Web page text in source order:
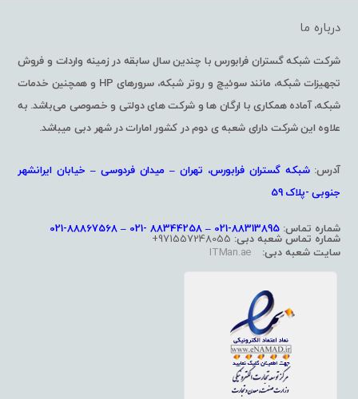
درباره ما
شرکت شبکه گستران فرابورس با چندین سال سابقه در زمینه واردات و فروش
تجهیزات شبکه، مانند سوئیچ و روتر شبکه، سرورهای HP و همچنین خدمات
شبکه، آماده همکاری با ارگان ها و شرکت های دولتی و خصوصی می‌باشد. به
علاوه این شرکت دارای شعبه ی دوم در کشور امارات در شهر دبی میباشد.
آدرس:شبکه گستران فرابورس، تهران – میدان فردوسی – خیابان ایرانشهر
جنوبی -پلاک 59
شماره تماس: 88313895-021 – 88344258 -021 – 88867568-021
شماره تماس شعبه دبی:
سایت شعبه دبی: ITMan.ae